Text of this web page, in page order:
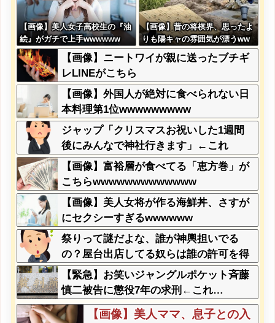
【画像】美人女子高校生の『油
絵』がガチで上手wwwwww
【画像】昔の将棋界、思ったよ
りも陽キャの雰囲気が漂うww
wwwww
【画像】ニートワイが親に送ったブチギ
レLINEがこちら
【画像】外国人が絶対に食べられない日
本料理第1位wwwwwwwww
ジャップ「クリスマスお祝いした1週間
後にみんなで神社行きます」←これ
【画像】富裕層が食べてる「恵方巻」が
こちらwwwwwwwwwwwww
【画像】美人女将が作る海鮮丼、さすが
にセクシーすぎるwwwwww
祭りって謎だよな、誰が神輿担いでる
の？屋台出店してる奴らは誰の許可を得
て商売してるの？
【緊急】お笑いジャングルポケット斉藤
慎二被告に懲役7年の求刑←これ…
【画像】美人ママ、息子との入